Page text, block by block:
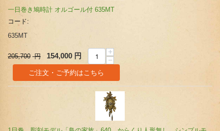
一日巻き鳩時計 オルゴール付 635MT
コード:
635MT
205,700 円 154,000 円
+
−
ご注文・ご予約はこちら